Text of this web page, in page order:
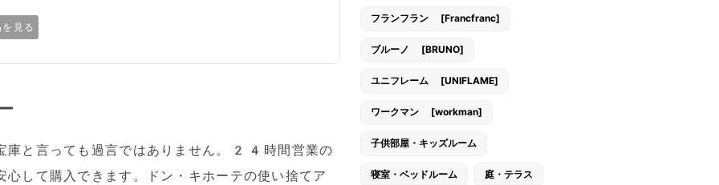
見る
庫と言っても過言ではありません。24時間営業の
して購入できます。ドン・キホーテの使い捨てア
フランフラン [Francfranc]
ブルーノ [BRUNO]
ユニフレーム [UNIFLAME]
ワークマン [workman]
子供部屋・キッズルーム
寝室・ベッドルーム 庭・テラス